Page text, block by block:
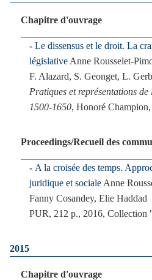
Chapitre d'ouvrage
Le dissensus et le droit. La
législative Anne Rousselet-
F. Alazard, S. Geonget, L.
Pratiques et représentations de
1500-1650, Honoré
Proceedings/Recueil des
A la croisée des temps.
juridique et sociale Anne
Fanny Cosandey, Elie Haddad
PUR, 212 p., 2016, Collection
2015
Chapitre d'ouvrage